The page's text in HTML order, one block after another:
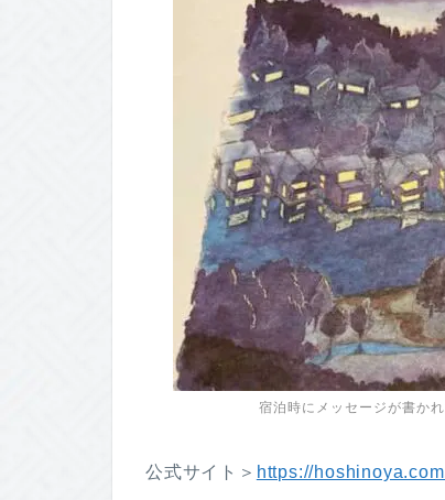
宿泊時にメッセージが書か
公式サイト＞ https://